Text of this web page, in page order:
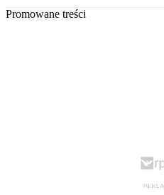
Promowane treści